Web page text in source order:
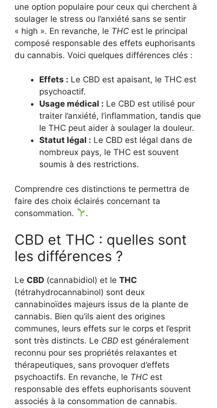
une option populaire pour ceux qui cherchent à
soulager le stress ou l’anxiété sans se sentir
« high ». En revanche, le THC est le principal
composé responsable des effets euphorisants
du cannabis. Voici quelques différences clés :
Effets : Le CBD est apaisant, le THC est
psychoactif.
Usage médical : Le CBD est utilisé pour
traiter l’anxiété, l’inflammation, tandis que
le THC peut aider à soulager la douleur.
Statut légal : Le CBD est légal dans de
nombreux pays, le THC est souvent
soumis à des restrictions.
Comprendre ces distinctions te permettra de
faire des choix éclairés concernant ta
consommation.
.
CBD et THC : quelles sont
les différences ?
Le CBD (cannabidiol) et le THC
(tétrahydrocannabinol) sont deux
cannabinoïdes majeurs issus de la plante de
cannabis. Bien qu’ils aient des origines
communes, leurs effets sur le corps et l’esprit
sont très distincts. Le CBD est généralement
reconnu pour ses propriétés relaxantes et
thérapeutiques, sans provoquer d’effets
psychoactifs. En revanche, le THC est
responsable des effets euphorisants souvent
associés à la consommation de cannabis.